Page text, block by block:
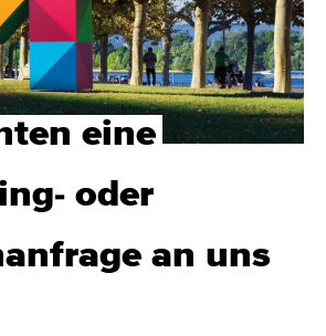
eine
oder
an uns